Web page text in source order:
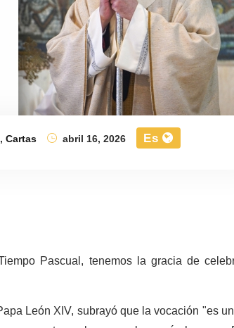
,Cartas abril 16, 2026 Es
Pascual, tenemos la gracia de
León XIV, subrayó que la vocación "es